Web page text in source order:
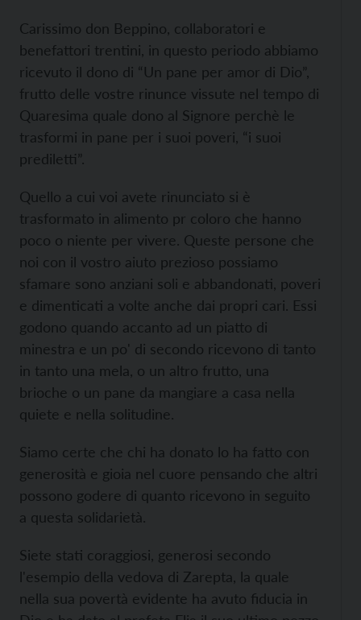
Carissimo don Beppino, collaboratori e
benefattori trentini, in questo periodo abbiamo
ricevuto il dono di “Un pane per amor di Dio”,
frutto delle vostre rinunce vissute nel tempo di
Quaresima quale dono al Signore perchè le
trasformi in pane per i suoi poveri, “i suoi
prediletti”.
Quello a cui voi avete rinunciato si è
trasformato in alimento pr coloro che hanno
poco o niente per vivere. Queste persone che
noi con il vostro aiuto prezioso possiamo
sfamare sono anziani soli e abbandonati, poveri
e dimenticati a volte anche dai propri cari. Essi
godono quando accanto ad un piatto di
minestra e un po' di secondo ricevono di tanto
in tanto una mela, o un altro frutto, una
brioche o un pane da mangiare a casa nella
quiete e nella solitudine.
Siamo certe che chi ha donato lo ha fatto con
generosità e gioia nel cuore pensando che altri
possono godere di quanto ricevono in seguito
a questa solidarietà.
Siete stati coraggiosi, generosi secondo
l'esempio della vedova di Zarepta, la quale
nella sua povertà evidente ha avuto fiducia in